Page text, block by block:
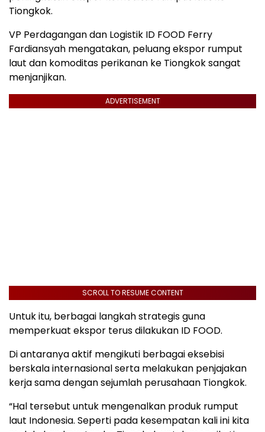
Tiongkok.
VP Perdagangan dan Logistik ID FOOD Ferry
Fardiansyah mengatakan, peluang ekspor rumput
laut dan komoditas perikanan ke Tiongkok sangat
menjanjikan.
ADVERTISEMENT
SCROLL TO RESUME CONTENT
Untuk itu, berbagai langkah strategis guna
memperkuat ekspor terus dilakukan ID FOOD.
Di antaranya aktif mengikuti berbagai eksebisi
berskala internasional serta melakukan penjajakan
kerja sama dengan sejumlah perusahaan Tiongkok.
“Hal tersebut untuk mengenalkan produk rumput
laut Indonesia. Seperti pada kesempatan kali ini kita